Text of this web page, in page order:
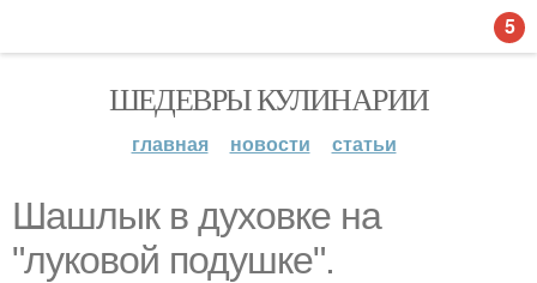
ШЕДЕВРЫ КУЛИНАРИИ
главная новости статьи
Шашлык в духовке на
"луковой подушке".
5